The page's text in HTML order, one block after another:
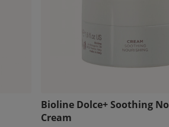
Bioline Dolce+ Soothing
Cream